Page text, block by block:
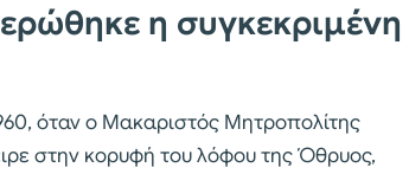
η συγκεκριμένη
όταν ο Μακαριστός Μητροπολίτης
στην κορυφή του λόφου της Όθρυος,